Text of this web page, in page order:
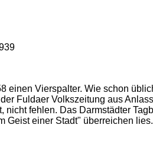
einen Vierspalter. Wie schon
Fuldaer Volkszeitung aus
fehlen. Das Darmstädter
Geist einer Stadt" überreichen